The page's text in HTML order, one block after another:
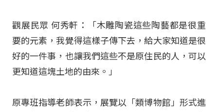
觀展民眾 何秀軒：「木雕陶瓷這些陶藝都是很重
要的元素，我覺得這樣子傳下去，給大家知道是很
好的一件事，也讓我們這些不是原住民的人，可以
更知道這塊土地的由來。」
原專班指導老師表示，展覽以「類博物館」形式進